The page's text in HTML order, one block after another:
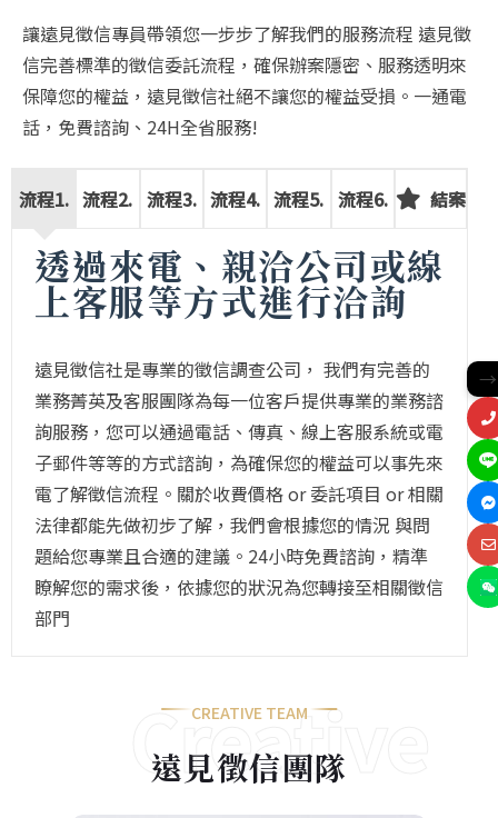
讓遠見徵信專員帶領您一步步了解我們的服務流程 遠見徵
信完善標準的徵信委託流程，確保辦案隱密、服務透明來
保障您的權益，遠見徵信社絕不讓您的權益受損。一通電
話，免費諮詢、24H全省服務!
流程1. 流程2. 流程3. 流程4. 流程5. 流程6. 結案
透過來電、親洽公司或線
上客服等方式進行洽詢
遠見徵信社是專業的徵信調查公司， 我們有完善的
業務菁英及客服團隊為每一位客戶提供專業的業務諮
詢服務，您可以通過電話、傳真、線上客服系統或電
子郵件等等的方式諮詢，為確保您的權益可以事先來
電了解徵信流程。關於收費價格 or 委託項目 or 相關
法律都能先做初步了解，我們會根據您的情況 與問
題給您專業且合適的建議。24小時免費諮詢，精準
瞭解您的需求後，依據您的狀況為您轉接至相關徵信
部門
Creative
CREATIVE TEAM
遠見徵信團隊
→